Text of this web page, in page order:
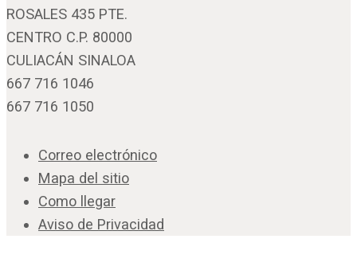
ROSALES 435 PTE.
CENTRO C.P. 80000
CULIACÁN SINALOA
667 716 1046
667 716 1050
Correo electrónico
Mapa del sitio
Como llegar
Aviso de Privacidad